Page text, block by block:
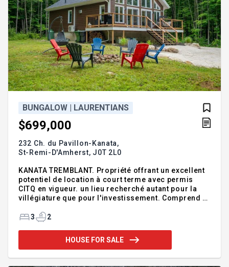
BUNGALOW | LAURENTIANS
$699,000
232 Ch. du Pavillon-Kanata,
St-Remi-D'Amherst, J0T 2L0
KANATA TREMBLANT. Propriété offrant un excellent
potentiel de location à court terme avec permis
CITQ en vigueur. un lieu recherché autant pour la
villégiature que pour l'investissement. Comprend 3
salle familiale et grande terrasse donnant sur un
Emplacement idéal pour profiter de la nature
(accès à 2 lacs), tout en offrant aux visiteurs une
3 2
HOUSE FOR SALE